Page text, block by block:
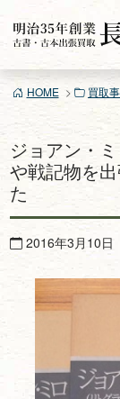
ン
ツ
ス
HOME 買取
ジョアン・
や戦記物を
た
2016年3月10日